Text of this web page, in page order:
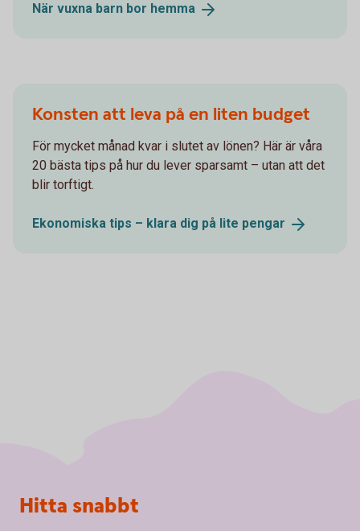
När vuxna barn bor hemma
Konsten att leva på en liten budget
För mycket månad kvar i slutet av lönen? Här är våra
20 bästa tips på hur du lever sparsamt – utan att det
blir torftigt.
Ekonomiska tips – klara dig på lite pengar
Sidfot
Hitta snabbt